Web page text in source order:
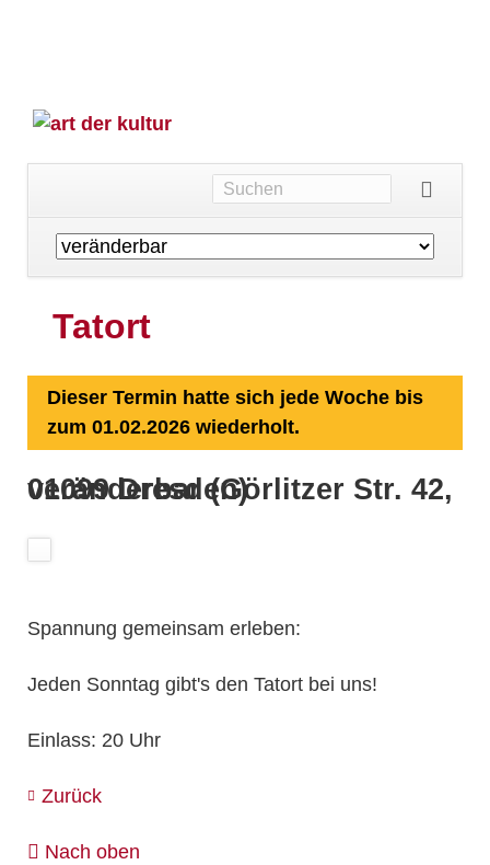
Navigation
überspringen
Tatort
Dieser Termin hatte sich jede Woche bis
zum 01.02.2026 wiederholt.
veränderbar (Görlitzer Str. 42, 01099 Dresden)
Spannung gemeinsam erleben:
Jeden Sonntag gibt's den Tatort bei uns!
Einlass: 20 Uhr
Zurück
Nach oben